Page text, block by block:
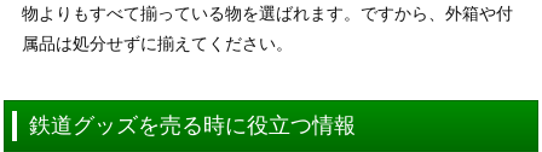
物よりもすべて揃っている物を選ばれます。ですから、外箱や付
属品は処分せずに揃えてください。
鉄道グッズを売る時に役立つ情報